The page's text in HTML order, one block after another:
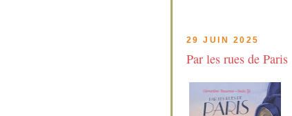
29 JUIN 2025
Par les rues de Paris